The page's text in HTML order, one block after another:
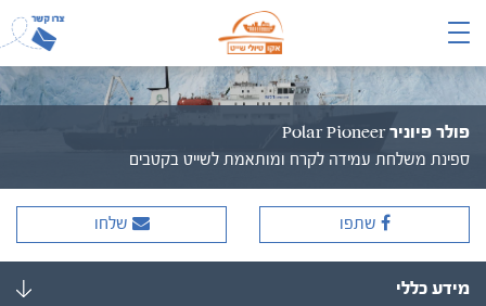
פולר פיוניר Polar Pioneer
ספינת משלחת עמידה לקרח ומותאמת לשייט בקטבים
שלחו שתפו
מידע כללי